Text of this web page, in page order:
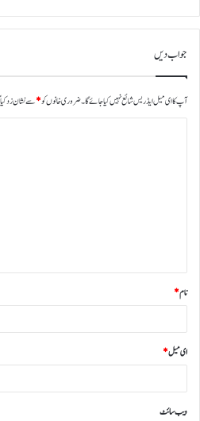
جواب دیں
آپ کا ای میل ایڈریس شائع نہیں کیا جائے گا۔ضروری خانوں کو*سے نشان زد
نام*
ای میل*
ویب‌ سائٹ